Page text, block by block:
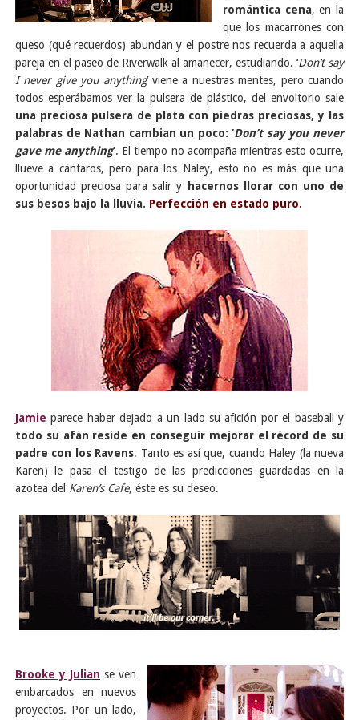
romántica cena, en la
que los macarrones con
queso (qué recuerdos) abundan y el postre nos recuerda a aquella
pareja en el paseo de Riverwalk al amanecer, estudiando. ‘Don’t say
I never give you anything’ viene a nuestras mentes, pero cuando
todos esperábamos ver la pulsera de plástico, del envoltorio sale
una preciosa pulsera de plata con piedras preciosas, y las
palabras de Nathan cambian un poco: ‘Don’t say you never
gave me anything’. El tiempo no acompaña mientras esto ocurre,
llueve a cántaros, pero para los Naley, esto no es más que una
oportunidad preciosa para salir y
hacernos llorar con uno de
sus besos bajo la lluvia. Perfección en estado puro.
Jamie parece haber dejado a un lado su afición por el baseball y
todo su afán reside en conseguir mejorar el récord de su
padre con los Ravens. Tanto es así que, cuando Haley (la nueva
Karen) le pasa el testigo de las predicciones guardadas en la
azotea del Karen’s Cafe, éste es su deseo.
Brooke y Julian se ven
embarcados en nuevos
proyectos. Por un lado,